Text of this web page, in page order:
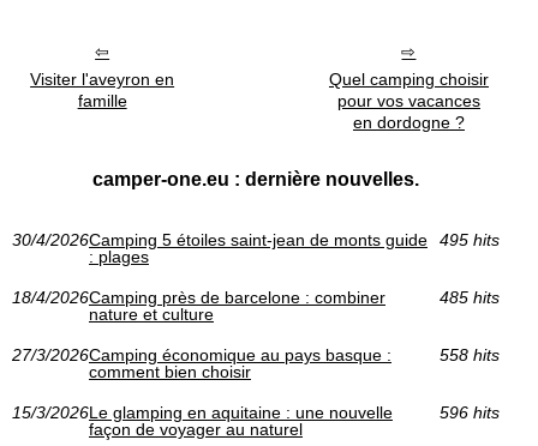
Visiter l'aveyron en
famille
Quel camping choisir
pour vos vacances
en dordogne ?
camper-one.eu : dernière nouvelles.
30/4/2026Camping 5 étoiles saint-jean de monts guide
: plages
495 hits
18/4/2026Camping près de barcelone : combiner
nature et culture
485 hits
27/3/2026Camping économique au pays basque :
comment bien choisir
558 hits
15/3/2026Le glamping en aquitaine : une nouvelle
façon de voyager au naturel
596 hits